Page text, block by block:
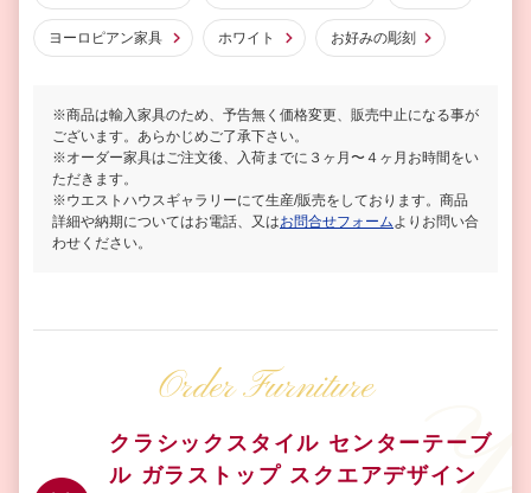
ヨーロピアン家具 ホワイト お好みの彫刻
※商品は輸入家具のため、予告無く価格変更、販売中止になる事が
ございます。あらかじめご了承下さい。
※オーダー家具はご注文後、入荷までに３ヶ月〜４ヶ月お時間をい
ただきます。
※ウエストハウスギャラリーにて生産/販売をしております。商品
詳細や納期についてはお電話、又はお問合せフォーム よりお問い合
わせください。
Order Furniture
クラシックスタイル センターテーブ
ル ガラストップ スクエアデザイン